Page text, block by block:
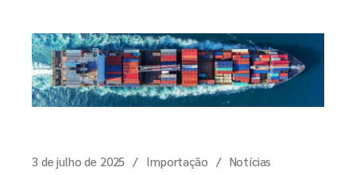
3 de julho de 2025 Importação Notícias